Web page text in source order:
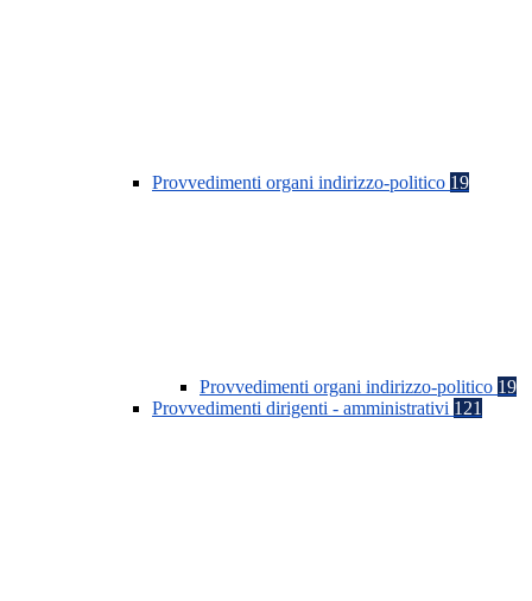
Provvedimenti organi indirizzo-politico 19
Provvedimenti organi indirizzo-politico 19
Provvedimenti dirigenti - amministrativi 121